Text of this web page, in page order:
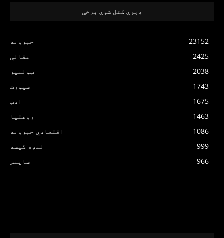
ډېرې کتل شوې برخې
خبرونه
23152
مقالې
2425
ټولنیز
2038
سپورت
1743
ادب
1675
روغتیا
1463
اقتصادي خبرونه
1086
لنډه کیسه
999
ساینس
966